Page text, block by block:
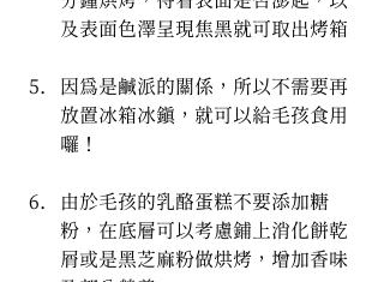
及表面色澤呈現焦黑就可取出烤箱
因為是鹹派的關係，所以不需要再
放置冰箱冰鎮，就可以給毛孩食用
囉！
由於毛孩的乳酪蛋糕不要添加糖
粉，在底層可以考慮鋪上消化餅乾
屑或是黑芝麻粉做烘烤，增加香味